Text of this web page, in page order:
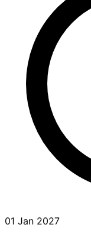
01 Jan 2027